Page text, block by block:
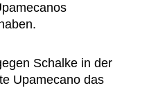
Schalke in der
Upamecano das